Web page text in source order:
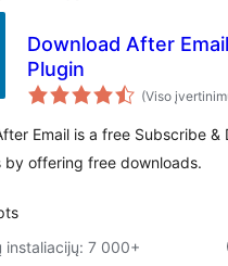
Download After
Plugin
(Viso
Email is a free Subscribe
by offering free downloads.
instaliacijų: 7 000+